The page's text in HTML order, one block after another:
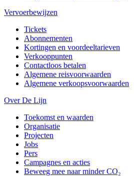
Vervoerbewijzen
Tickets
Abonnementen
Kortingen en voordeeltarieven
Verkooppunten
Contactloos betalen
Algemene reisvoorwaarden
Algemene verkoopsvoorwaarden
Over De Lijn
Toekomst en waarden
Organisatie
Projecten
Jobs
Pers
Campagnes en acties
Beweeg mee naar minder CO₂